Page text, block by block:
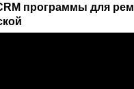
программы для